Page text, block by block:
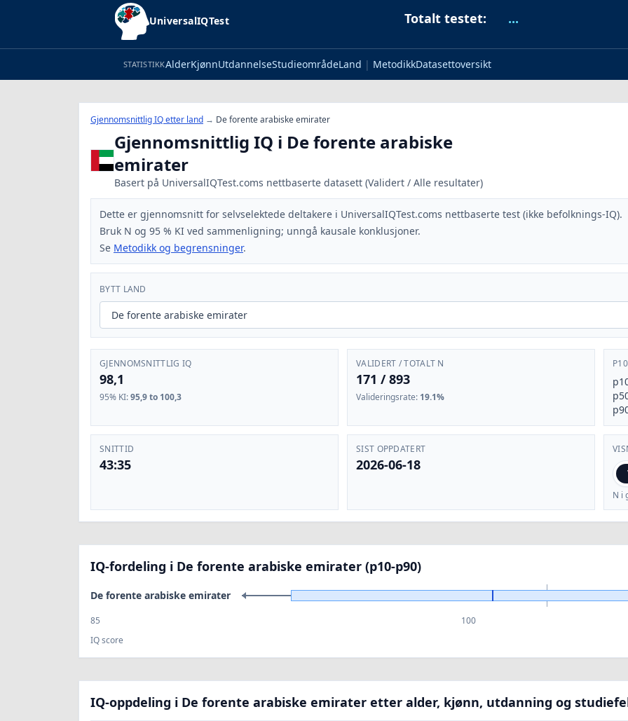
UniversalIQTest Totalt testet: ...
STATISTIKKAlderKjønnUtdannelseStudieområdeLand | MetodikkDatasettoversikt
Gjennomsnittlig IQ etter land → De forente arabiske emirater
Gjennomsnittlig IQ i De forente arabiske
emirater
Basert på UniversalIQTest.coms nettbaserte datasett (Validert / Alle resultater)
Dette er gjennomsnitt for selvselektede deltakere i UniversalIQTest.coms nettbaserte test (ikke befolknings-IQ).
Bruk N og 95 % KI ved sammenligning; unngå kausale konklusjoner.
Se Metodikk og begrensninger.
BYTT LAND
GJENNOMSNITTLIG IQ
98,1
95% KI:95,9 to 100,3
VALIDERT / TOTALT N
171 /893
Valideringsrate: 19.1%
P10
SNITTID
43:35
SIST OPPDATERT
2026-06-18
N i
IQ-fordeling i De forente arabiske emirater (p10-p90)
De forente arabiske emirater
85
100
IQ score
IQ-oppdeling i De forente arabiske emirater etter alder, kjønn, utdanning og